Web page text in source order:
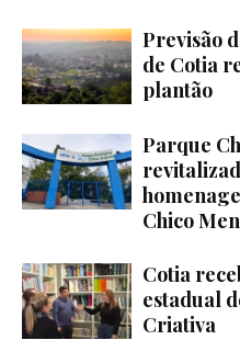
Previsão
de Cotia
plantão
Parque
Chico
Cotia
estadual
Criativa